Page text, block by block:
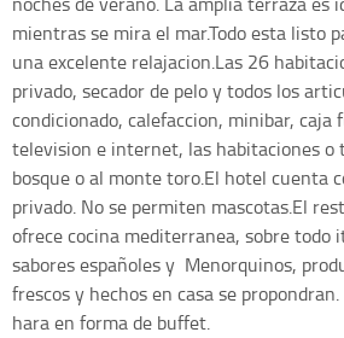
mientras se mira el mar.Todo esta listo
una excelente relajacion.Las 26
privado, secador de pelo y todos los
condicionado, calefaccion, minibar, caja
television e internet, las habitaciones o
bosque o al monte toro.El hotel cuenta
privado. No se permiten mascotas.El
ofrece cocina mediterranea, sobre todo
sabores españoles y Menorquinos,
frescos y hechos en casa se
hara en forma de buffet.